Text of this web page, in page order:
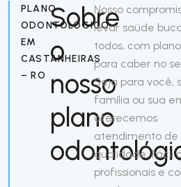
PLANO
ODONTOLÓGICO
EM
CASTANHEIRAS
– RO
Sobre
o
nosso
plano
Nosso
levar saúde
todos, com
para caber no
Seja para você,
família ou sua
oferecemos
atendimento de
qualidade, fácil
profissionais e